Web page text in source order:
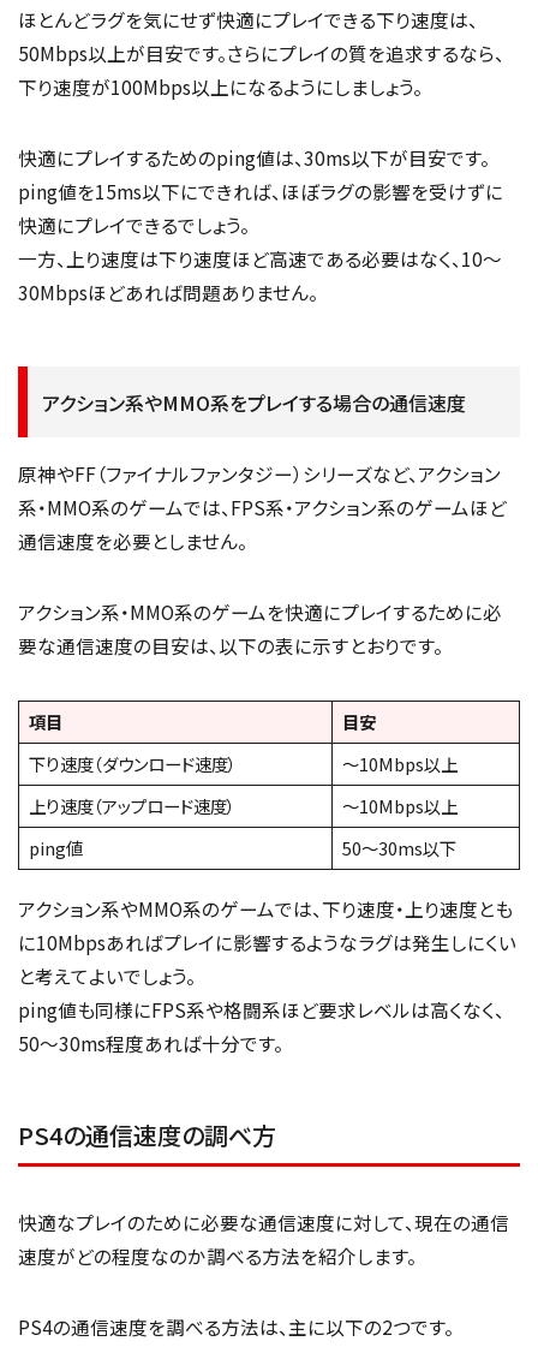
ほとんどラグを気にせず快適にプレイできる下り速度は、
50Mbps以上が目安です。さらにプレイの質を追求するなら、
下り速度が100Mbps以上になるようにしましょう。
快適にプレイするためのping値は、30ms以下が目安です。
ping値を15ms以下にできれば、ほぼラグの影響を受けずに
快適にプレイできるでしょう。
一方、上り速度は下り速度ほど高速である必要はなく、10〜
30Mbpsほどあれば問題ありません。
アクション系やMMO系をプレイする場合の通信速度
原神やFF（ファイナルファンタジー）シリーズなど、アクション
系・MMO系のゲームでは、FPS系・アクション系のゲームほど
通信速度を必要としません。
アクション系・MMO系のゲームを快適にプレイするために必
要な通信速度の目安は、以下の表に示すとおりです。
項目
目安
下り速度（ダウンロード速度）
〜10Mbps以上
上り速度（アップロード速度）
〜10Mbps以上
ping値
50～30ms以下
アクション系やMMO系のゲームでは、下り速度・上り速度とも
に10Mbpsあればプレイに影響するようなラグは発生しにくい
と考えてよいでしょう。
ping値も同様にFPS系や格闘系ほど要求レベルは高くなく、
50〜30ms程度あれば十分です。
PS4の通信速度の調べ方
快適なプレイのために必要な通信速度に対して、現在の通信
速度がどの程度なのか調べる方法を紹介します。
PS4の通信速度を調べる方法は、主に以下の2つです。